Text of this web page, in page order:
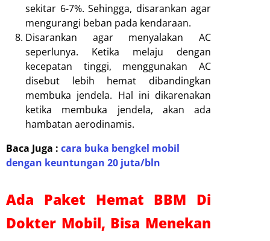
sekitar 6-7%. Sehingga, disarankan agar
mengurangi beban pada kendaraan.
Disarankan agar menyalakan AC
seperlunya. Ketika melaju dengan
kecepatan tinggi, menggunakan AC
disebut lebih hemat dibandingkan
membuka jendela. Hal ini dikarenakan
ketika membuka jendela, akan ada
hambatan aerodinamis.
Baca Juga : cara buka bengkel mobil
dengan keuntungan 20 juta/bln
Ada Paket Hemat BBM Di
Dokter Mobil, Bisa Menekan